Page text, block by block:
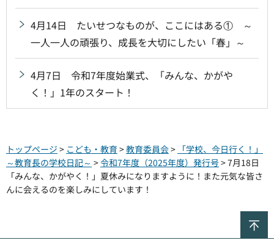
4月14日 たいせつなものが、ここにはある① ～
一人一人の頑張り、成長を大切にしたい「春」～
4月7日 令和7年度始業式、「みんな、かがや
く！」1年のスタート！
トップページ > こども・教育>教育委員会> 「学校、今日行く！」
～教育長の学校日記～ >令和7年度（2025年度）発行号> 7月18日
「みんな、かがやく！」夏休みになりますように！また元気な皆さ
んに会えるのを楽しみにしています！